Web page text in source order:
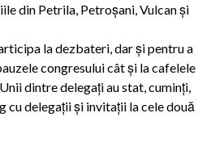
din Petrila, Petroşani, Vulcan şi
la dezbateri, dar şi pentru a
congresului cât şi la cafelele
dintre delegaţi au stat, cuminţi,
cu delegaţii şi invitaţii la cele două